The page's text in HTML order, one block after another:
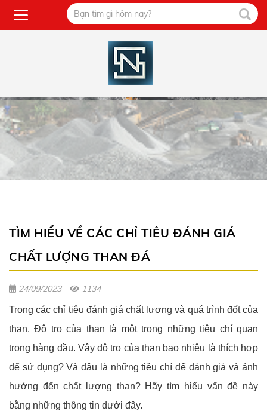
TÌM HIỂU VỀ CÁC CHỈ TIÊU ĐÁNH GIÁ
CHẤT LƯỢNG THAN ĐÁ
24/09/2023 1134
Trong các chỉ tiêu đánh giá chất lượng và quá trình đốt của
than. Độ tro của than là một trong những tiêu chí quan
trọng hàng đầu. Vậy độ tro của than bao nhiêu là thích hợp
để sử dụng? Và đâu là những tiêu chí để đánh giá và ảnh
hưởng đến chất lượng than? Hãy tìm hiểu vấn đề này
bằng những thông tin dưới đây.